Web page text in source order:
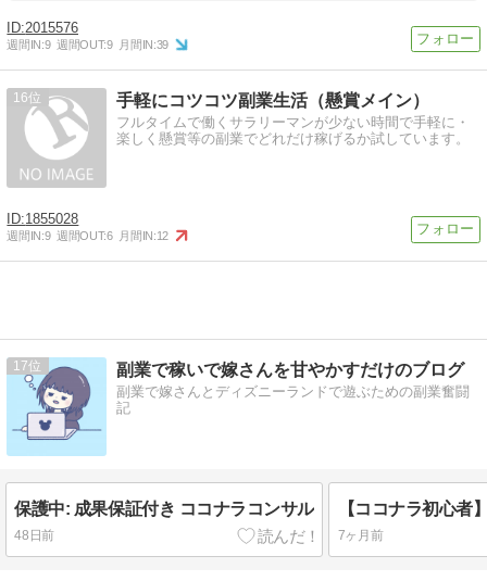
2015576
週間IN:9 週間OUT:9 月間IN:39
16 手軽にコツコツ副業生活（懸賞メイン）
フルタイムで働くサラリーマンが少ない時間で手軽に・
楽しく懸賞等の副業でどれだけ稼げるか試しています。
1855028
週間IN:9 週間OUT:6 月間IN:12
17 副業で稼いで嫁さんを甘やかすだけのブログ
副業で嫁さんとディズニーランドで遊ぶための副業奮闘
記
保護中: 成果保証付き ココナラコンサル
48日前 7ヶ月前